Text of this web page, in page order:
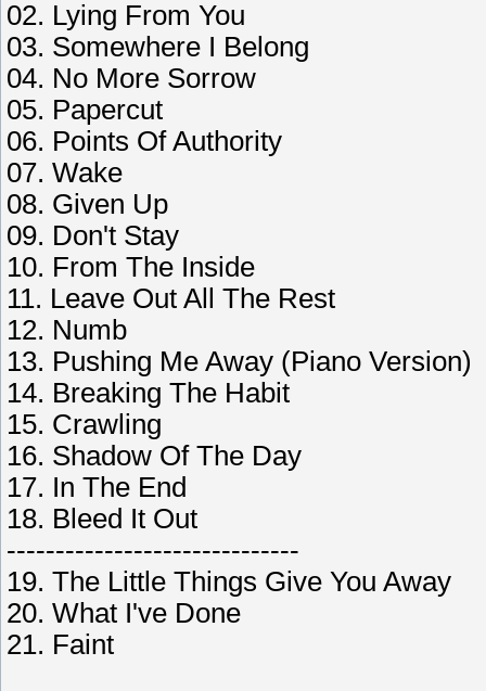
02. Lying From You
03. Somewhere I Belong
04. No More Sorrow
05. Papercut
06. Points Of Authority
07. Wake
08. Given Up
09. Don't Stay
10. From The Inside
11. Leave Out All The Rest
12. Numb
13. Pushing Me Away (Piano Version)
14. Breaking The Habit
15. Crawling
16. Shadow Of The Day
17. In The End
18. Bleed It Out
------------------------------
19. The Little Things Give You Away
20. What I've Done
21. Faint